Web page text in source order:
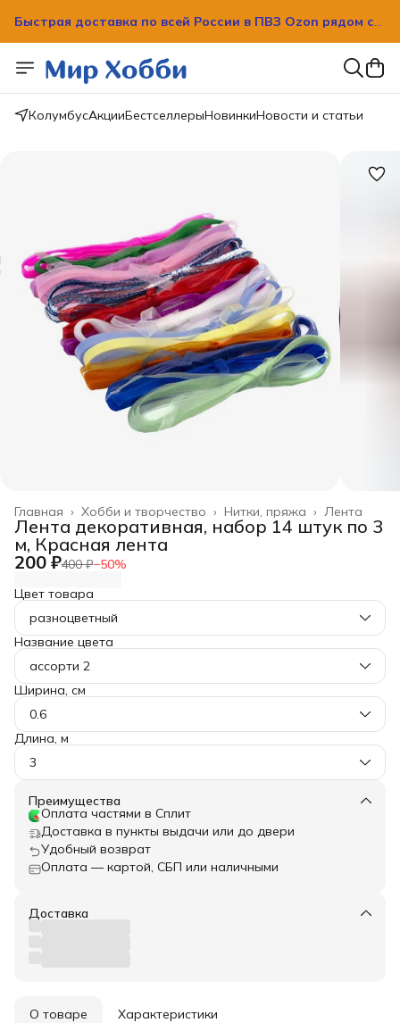
Быстрая доставка по всей России в ПВЗ Ozon рядом с
вашим домом!
Быстрая доставка по всей России в ПВЗ Ozon рядом с
вашим домом!
КолумбусАкцииБестселлерыНовинкиНовости и статьи
Лента
Нитки, пряжа ›
Хобби и творчество ›
Главная ›
Лента декоративная, набор 14 штук по 3
м, Красная лента
200 ₽400 ₽−50%
Цвет товара
разноцветный
Название цвета
ассорти 2
Ширина, см
0.6
Длина, м
3
Преимущества
Оплата частями в Сплит
Доставка в пункты выдачи или до двери
Удобный возврат
Оплата — картой, СБП или наличными
Доставка
О товаре Характеристики